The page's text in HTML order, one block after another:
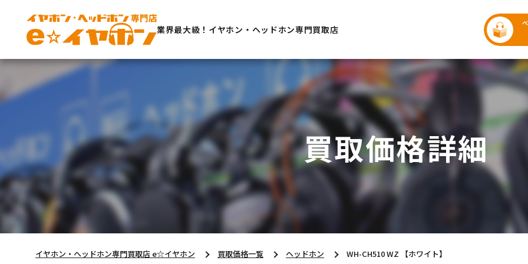
業界最大級！イヤホン・ヘッドホン専門買取店
買取価格詳細
イヤホン・ヘッドホン専門買取店 e☆イヤホン 買取価格一覧 ヘッドホン WH-CH510 WZ 【ホワイト】